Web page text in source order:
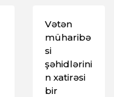
Vətən
müharibə
si
şəhidlərini
n xatirəsi
bir